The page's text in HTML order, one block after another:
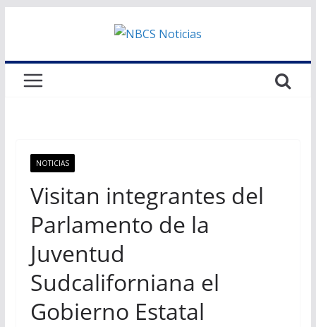
NOTICIAS
Visitan integrantes del
Parlamento de la
Juventud
Sudcaliforniana el
Gobierno Estatal